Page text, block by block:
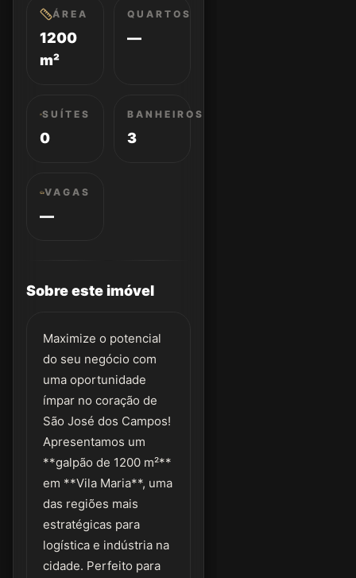
ÁREA
1200
m²
QUARTOS
—
SUÍTES
0
BANHEIROS
3
VAGAS
—
Sobre este imóvel
Maximize o potencial
do seu negócio com
uma oportunidade
ímpar no coração de
São José dos Campos!
Apresentamos um
**galpão de 1200 m²**
em **Vila Maria**, uma
das regiões mais
estratégicas para
logística e indústria na
cidade. Perfeito para